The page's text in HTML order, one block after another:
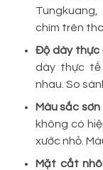
chìm trên
Độ dày thực
dày thực tế
nhau. So
Màu sắc sơn
không có
xước nhỏ.
Mặt cắt